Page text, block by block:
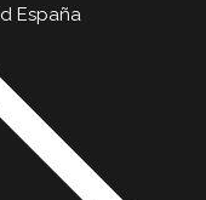
España